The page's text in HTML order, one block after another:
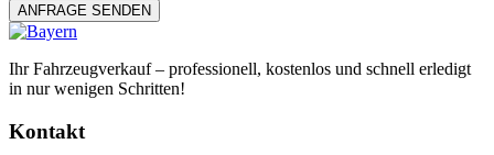
ANFRAGE SENDEN
Ihr Fahrzeugverkauf – professionell, kostenlos und schnell erledigt
in nur wenigen Schritten!
Kontakt